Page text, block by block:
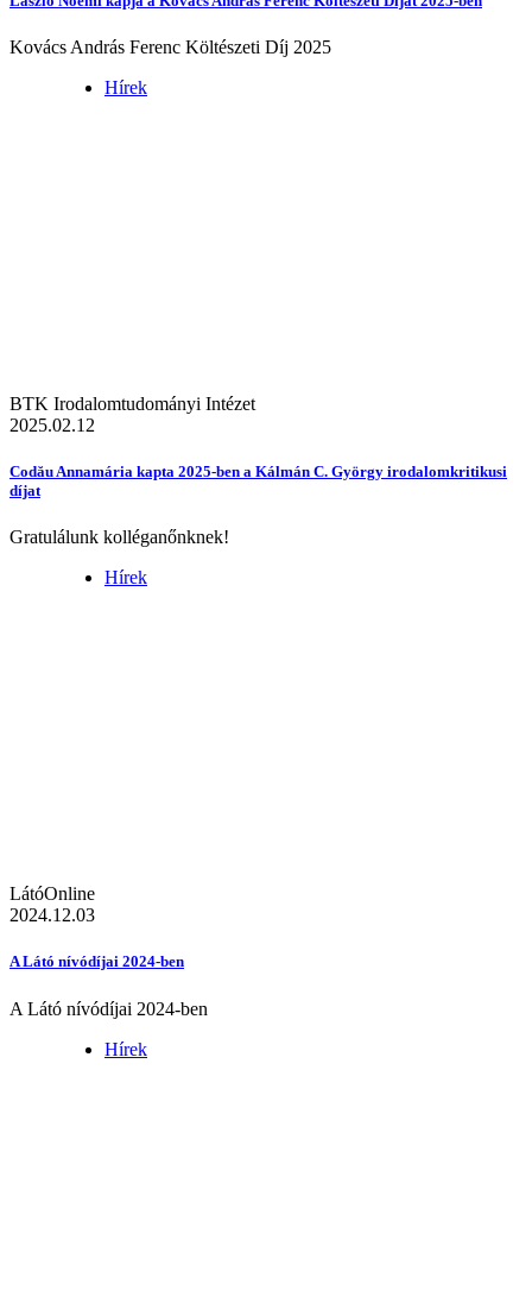
Kovács András Ferenc Költészeti Díj 2025
Hírek
BTK Irodalomtudományi Intézet
2025.02.12
Codău Annamária kapta 2025-ben a Kálmán C. György irodalomkritikusi
díjat
Gratulálunk kolléganőnknek!
Hírek
LátóOnline
2024.12.03
A Látó nívódíjai 2024-ben
A Látó nívódíjai 2024-ben
Hírek